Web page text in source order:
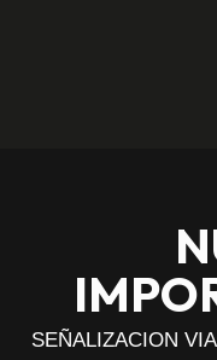
SEÑALIZACION